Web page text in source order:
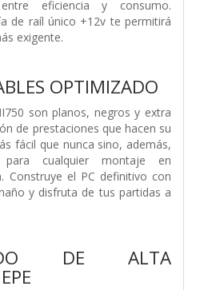
eficiencia y consumo.
de raíl único +12v te permitirá
exigente.
OPTIMIZADO
son planos, negros y extra
de prestaciones que hacen su
fácil que nunca sino, además,
para cualquier montaje en
Construye el PC definitivo con
y disfruta de tus partidas a
DE ALTA